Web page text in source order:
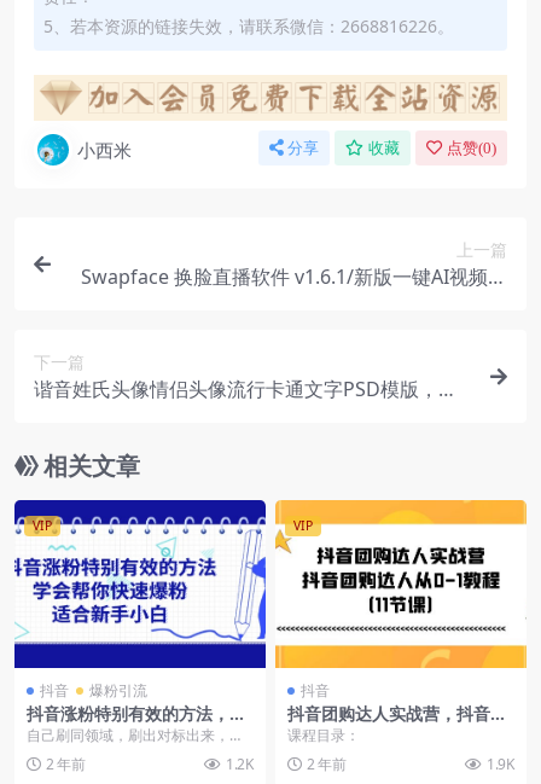
5、若本资源的链接失效，请联系微信：2668816226。
小西米 分享 收藏 点赞(0)
上一篇
Swapface 换脸直播软件 v1.6.1/新版一键AI视频图
下一篇
谐音姓氏头像情侣头像流行卡通文字PSD模版，抖
具）
相关文章
VIP
抖音 爆粉引流
抖音涨粉特别有效的方法，学
会帮你快速爆粉，适合新手小
白
自己刷同领域，刷出对标出来，素
材源源不断 不光这种是可以，那种
小孩的，或者其他爆...
2 年前 1.2K
VIP
抖音
抖音团购达人实战营，抖音团
购达人从0-1教程（11节课）
课程目录：
2 年前
1.9K